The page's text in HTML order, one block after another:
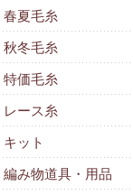
春夏毛糸
秋冬毛糸
特価毛糸
レース糸
キット
編み物道具・用品